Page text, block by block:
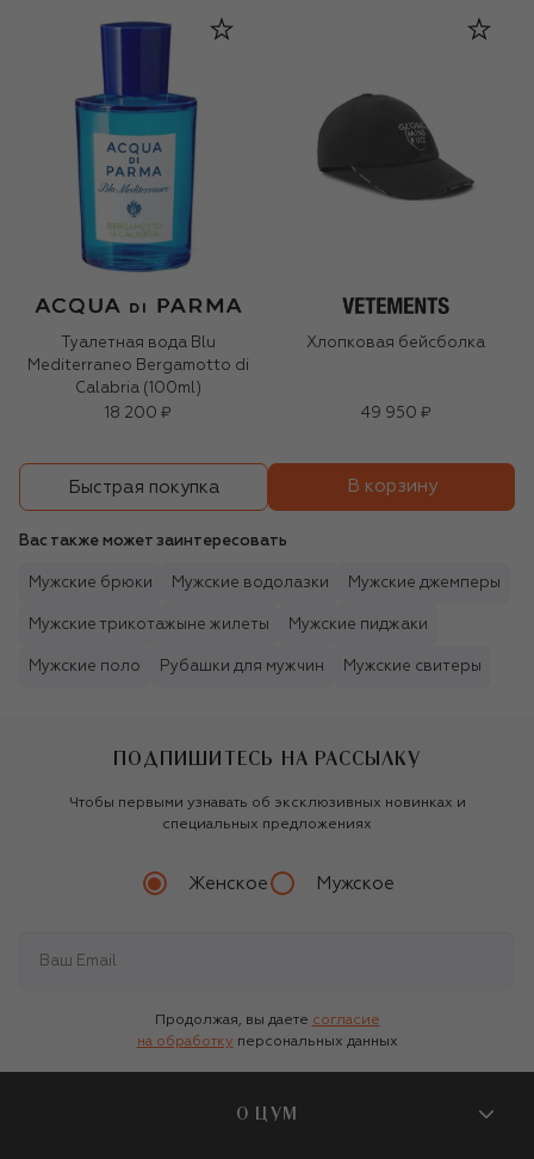
Туалетная вода Blu
Mediterraneo Bergamotto di
Calabria (100ml)
18 200 ₽
Хлопковая бейсболка
49 950 ₽
Быстрая покупка В корзину
Вас также может заинтересовать
Мужские брюки Мужские водолазки Мужские джемперы
Мужские трикотажыне жилеты Мужские пиджаки
Мужские поло Рубашки для мужчин Мужские свитеры
ПОДПИШИТЕСЬ НА РАССЫЛКУ
Чтобы первыми узнавать об эксклюзивных новинках и
специальных предложениях
Женское Мужское
Продолжая, вы даете согласие
на обработку персональных данных
О ЦУМ